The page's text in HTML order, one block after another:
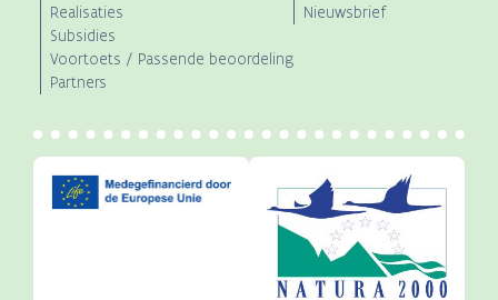
Realisaties
Subsidies
Voortoets / Passende beoordeling
Partners
Nieuwsbrief